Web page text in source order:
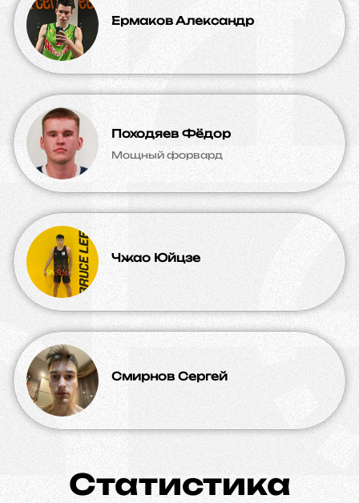
Ермаков Александр
Походяев Фёдор
Мощный форвард
Чжао Юйцзе
Смирнов Сергей
Статистика